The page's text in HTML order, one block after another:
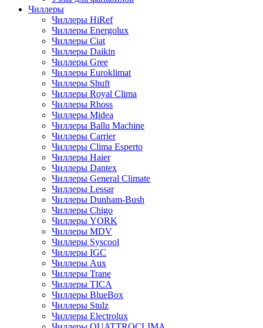
Чиллеры
Чиллеры HiRef
Чиллеры Energolux
Чиллеры Ciat
Чиллеры Daikin
Чиллеры Gree
Чиллеры Euroklimat
Чиллеры Shuft
Чиллеры Royal Clima
Чиллеры Rhoss
Чиллеры Midea
Чиллеры Ballu Machine
Чиллеры Carrier
Чиллеры Clima Esperto
Чиллеры Haier
Чиллеры Dantex
Чиллеры General Climate
Чиллеры Lessar
Чиллеры Dunham-Bush
Чиллеры Chigo
Чиллеры YORK
Чиллеры MDV
Чиллеры Syscool
Чиллеры IGC
Чиллеры Aux
Чиллеры Trane
Чиллеры TICA
Чиллеры BlueBox
Чиллеры Stulz
Чиллеры Electrolux